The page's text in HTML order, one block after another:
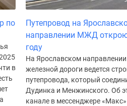
по
в
Путепровод на
направлении МЖД
году
На Ярославском
железной дороги ведется
путепровода, который
Дудинка и Менжинского. Об
канале в мессенджере